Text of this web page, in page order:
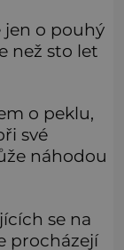
jen o pouhý
než sto let
o peklu,
své
náhodou
se na
procházejí